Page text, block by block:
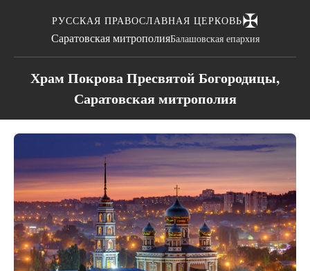
РУССКАЯ ПРАВОСЛАВНАЯ ЦЕРКОВЬ✠
Саратовская митрополияБалашовская епархия
Храм Покрова Пресвятой Богородицы,
Саратовская митрополия